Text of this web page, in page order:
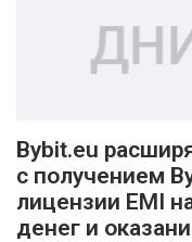
Bybit.eu
с получением
лицензии EMI
денег и